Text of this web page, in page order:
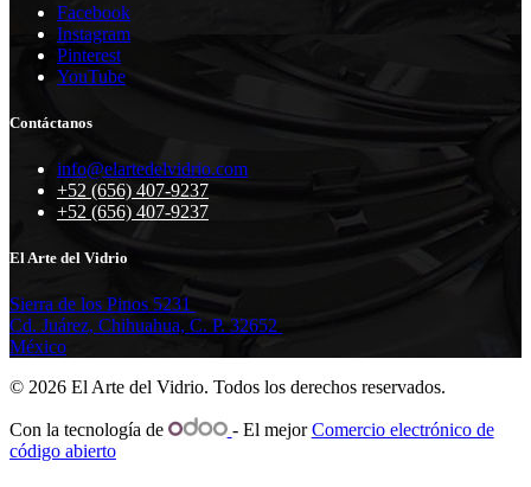
Facebook
Instagram
Pinterest
YouTube
Contáctanos
info@elartedelvidrio.com
+52 (656) 407-9237
+52 (656) 407-9237
El Arte del Vidrio
Sierra de los Pinos 5231
Cd. Juárez, Chihuahua, C. P. 32652
México
© 2026 El Arte del Vidrio. Todos los derechos reservados.
Con la tecnología de - El mejorComercio electrónico de
código abierto